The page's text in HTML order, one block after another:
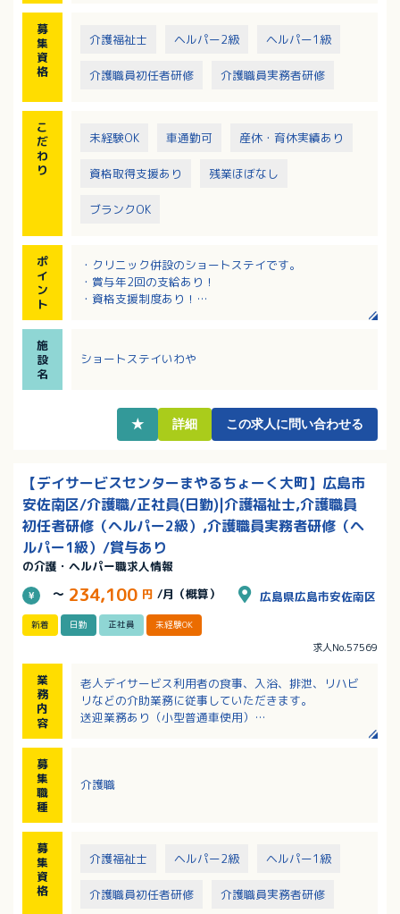
募
集
資
格
介護福祉士 ヘルパー2級 ヘルパー1級
介護職員初任者研修 介護職員実務者研修
こ
だ
わ
り
未経験OK 車通勤可 産休・育休実績あり
資格取得支援あり 残業ほぼなし
ブランクOK
ポ
イ
ン
ト
・クリニック併設のショートステイです。
・賞与年2回の支給あり！
・資格支援制度あり！
施
設
名
ショートステイいわや
★ 詳細 この求人に問い合わせる
【デイサービスセンターまやるちょーく大町】広島市
安佐南区/介護職/正社員(日勤)|介護福祉士,介護職員
初任者研修（ヘルパー2級）,介護職員実務者研修（ヘ
ルパー1級）/賞与あり
の介護・ヘルパー職求人情報
～ 234,100 円 /月（概算） 広島県広島市安佐南区
新着 日勤 正社員 未経験OK
求人No.57569
業
務
内
容
老人デイサービス利用者の食事、入浴、排泄、リハビ
リなどの介助業務に従事していただきます。
送迎業務あり（小型普通車使用）
ど）
12：30 口腔ケア、昼休憩
14：30 トイレ休憩、お茶休憩
15：30 プログラム終了
募
集
職
種
介護職
募
集
資
格
介護福祉士 ヘルパー2級 ヘルパー1級
介護職員初任者研修 介護職員実務者研修